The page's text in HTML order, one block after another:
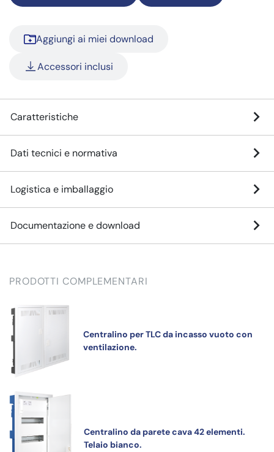
Aggiungi ai miei download
Accessori inclusi
Caratteristiche
Dati tecnici e normativa
Logistica e imballaggio
Documentazione e download
PRODOTTI COMPLEMENTARI
Centralino per TLC da incasso vuoto con
ventilazione.
Centralino da parete cava 42 elementi.
Telaio bianco.